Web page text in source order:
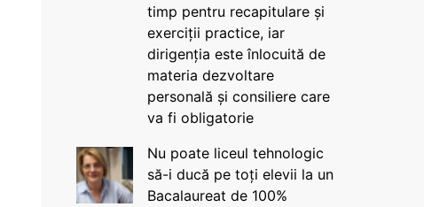
timp pentru recapitulare și
exerciții practice, iar
dirigenția este înlocuită de
materia dezvoltare
personală și consiliere care
va fi obligatorie
Nu poate liceul tehnologic
să-i ducă pe toți elevii la un
Bacalaureat de 100%